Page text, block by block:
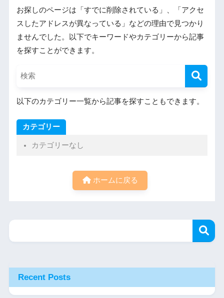
お探しのページは「すでに削除されている」、「アクセ
スしたアドレスが異なっている」などの理由で見つかり
ませんでした。以下でキーワードやカテゴリーから記事
を探すことができます。
以下のカテゴリー一覧から記事を探すこともできます。
カテゴリー
カテゴリーなし
ホームに戻る
Recent Posts